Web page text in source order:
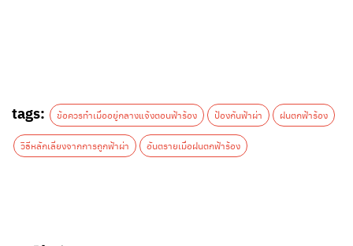
tags: ข้อควรทำเมื่ออยู่กลางแจ้งตอนฟ้าร้อง ป้องกันฟ้าผ่า ฝนตกฟ้าร้อง
วิธีหลักเลี่ยงจากการถูกฟ้าผ่า อันตรายเมื่อฝนตกฟ้าร้อง